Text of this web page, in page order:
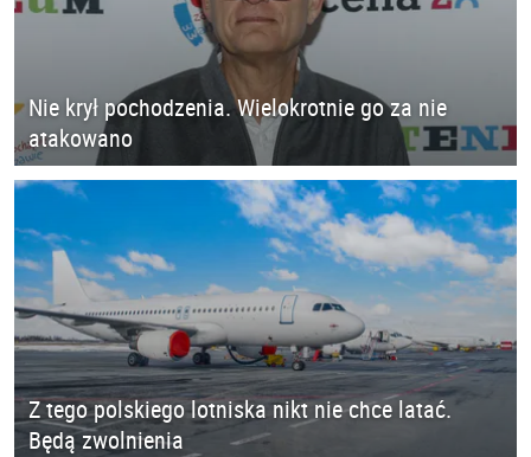
Nie krył pochodzenia. Wielokrotnie go za nie
atakowano
Z tego polskiego lotniska nikt nie chce latać.
Będą zwolnienia